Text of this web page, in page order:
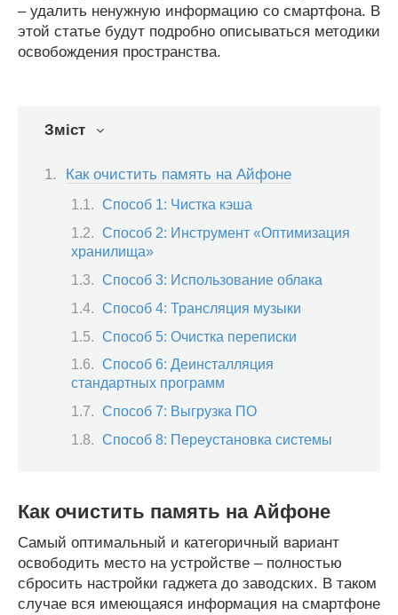
– удалить ненужную информацию со смартфона. В
этой статье будут подробно описываться методики
освобождения пространства.
Зміст
Как очистить память на Айфоне
Способ 1: Чистка кэша
Способ 2: Инструмент «Оптимизация
хранилища»
Способ 3: Использование облака
Способ 4: Трансляция музыки
Способ 5: Очистка переписки
Способ 6: Деинсталляция
стандартных программ
Способ 7: Выгрузка ПО
Способ 8: Переустановка системы
Как очистить память на Айфоне
Самый оптимальный и категоричный вариант
освободить место на устройстве – полностью
сбросить настройки гаджета до заводских. В таком
случае вся имеющаяся информация на смартфоне